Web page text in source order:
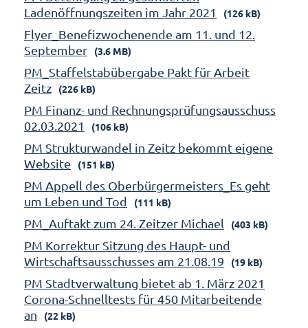
Ladenöffnungszeiten im Jahr 2021
(126 kB)
Flyer_Benefizwochenende am 11. und 12.
September
(3.6 MB)
PM_Staffelstabübergabe Pakt für Arbeit
Zeitz
(226 kB)
PM Finanz- und Rechnungsprüfungsausschuss
02.03.2021
(106 kB)
PM Strukturwandel in Zeitz bekommt eigene
Website
(151 kB)
PM Appell des Oberbürgermeisters_Es geht
um Leben und Tod
(111 kB)
PM_Auftakt zum 24. Zeitzer Michael (403 kB)
PM Korrektur Sitzung des Haupt- und
Wirtschaftsausschusses am 21.08.19
(19 kB)
PM Stadtverwaltung bietet ab 1. März 2021
Corona-Schnelltests für 450 Mitarbeitende
an
(22 kB)